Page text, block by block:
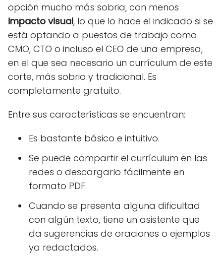
opción mucho más sobria, con menos
impacto visual, lo que lo hace el indicado si se
está optando a puestos de trabajo como
CMO, CTO o incluso el CEO de una empresa,
en el que sea necesario un currículum de este
corte, más sobrio y tradicional. Es
completamente gratuito.
Entre sus características se encuentran:
Es bastante básico e intuitivo.
Se puede compartir el currículum en las
redes o descargarlo fácilmente en
formato PDF.
Cuando se presenta alguna dificultad
con algún texto, tiene un asistente que
da sugerencias de oraciones o ejemplos
ya redactados.